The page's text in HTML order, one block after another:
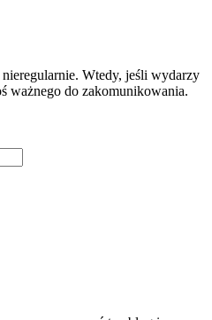
Wtedy, jeśli wydarzy
ważnego do zakomunikowania.